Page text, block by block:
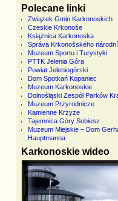
Polecane linki
Związek Gmin Karkonoskich
Czeskie Krkonoše
Książnica Karkonoska
Správa Krkonošského
Muzeum Sportu i Turystyki
PTTK Jelenia Góra
Powiat Jeleniogórski
Dom Spotkań Kopaniec
Muzeum Karkonoskie
Dolnośląski Zespół Parków
Muzeum Przyrodnicze
Kamienne Krzyże
Tajemnica Góry Sobiesz
Muzeum Miejskie – Dom
Hauptmanna
Karkonoskie wideo